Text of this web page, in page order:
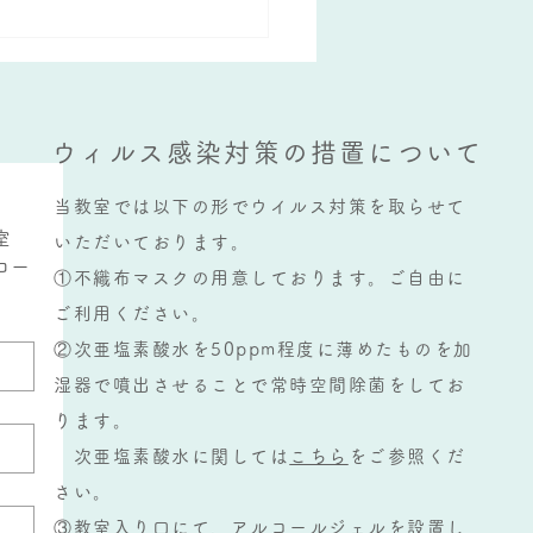
す。 大牟田では夏休み明
ー
ウィルス感染対策の措置について
当教室では以下の形でウイルス対策を取らせて
いただいております。
①不織布マスクの用意しております。ご自由に
ご利用ください。
②次亜塩素酸水を50ppm程度に薄めたものを加
湿器で噴出させることで常時空間除菌をしてお
ります。
次亜塩素酸水に関しては こちら をご参照くだ
さい。
③教室入り口にて、アルコールジェルを設置し